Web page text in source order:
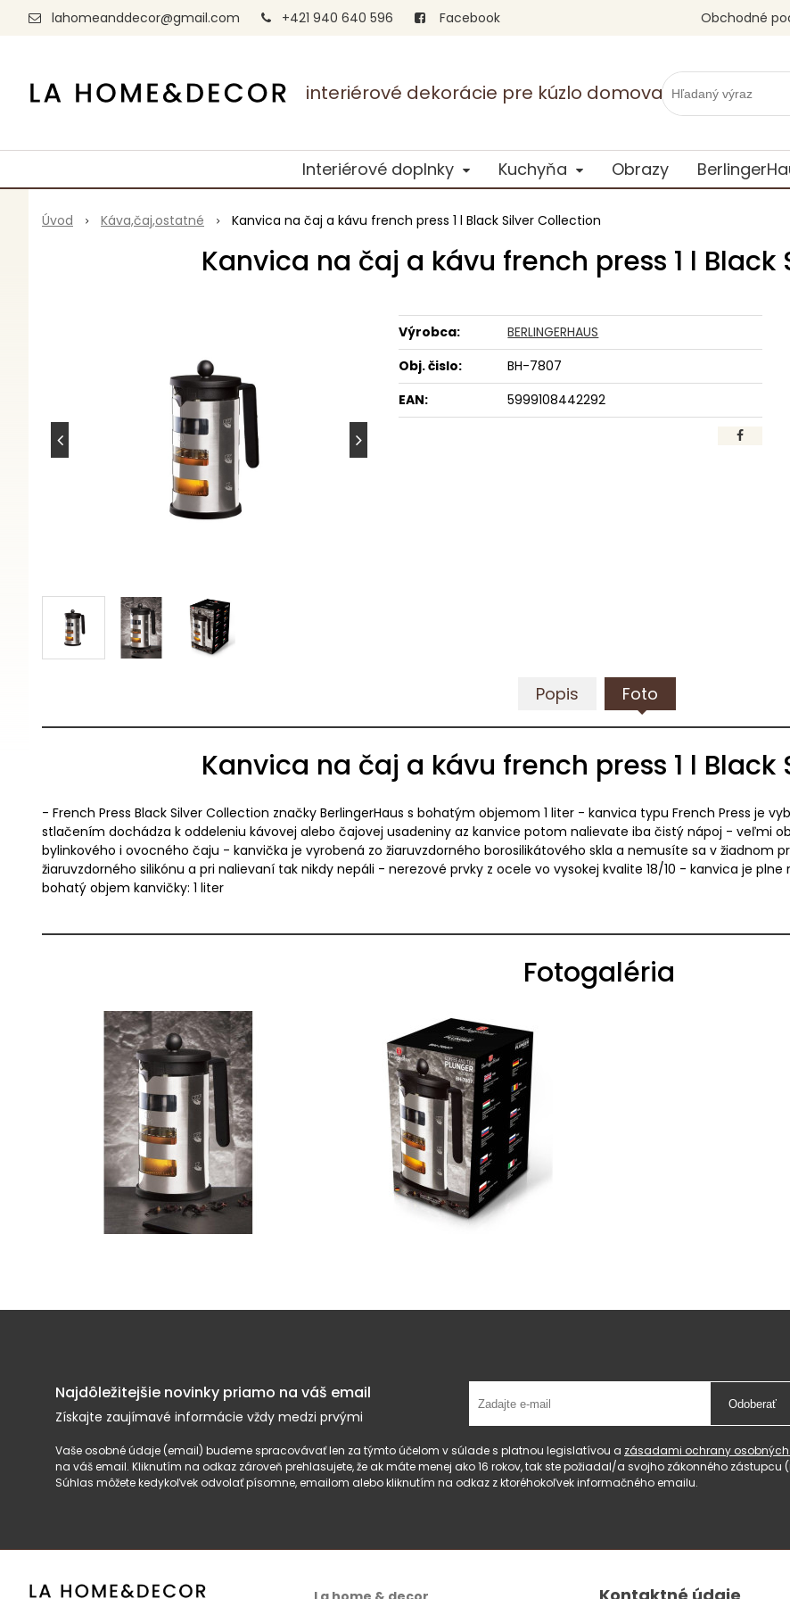
interiérové dekorácie pre kúzlo domova
lahomeanddecor@gmail.com +421 940 640 596 Facebook Obchodné
Interiérové doplnky Kuchyňa Obrazy
Úvod Káva,čaj,ostatné Kanvica na čaj a kávu french press 1 l Black Silver Collection
Kanvica na čaj a kávu french press 1 l Black
Výrobca:
BERLINGERHAUS
Obj. čislo:
BH-7807
EAN:
5999108442292
Popis Foto
Kanvica na čaj a kávu french press 1 l Black
- French Press Black Silver Collection značky BerlingerHaus s bohatým objemom 1 liter - kanvica typu French Press
stlačením dochádza k oddeleniu kávovej alebo čajovej usadeniny az kanvice potom nalievate iba čistý nápoj - veľmi
bylinkového i ovocného čaju - kanvička je vyrobená zo žiaruvzdorného borosilikátového skla a nemusíte sa v žiadnom
žiaruvzdorného silikónu a pri nalievaní tak nikdy nepáli - nerezové prvky z ocele vo vysokej kvalite 18/10 - kanvica je
bohatý objem kanvičky: 1 liter
Fotogaléria
Najdôležitejšie novinky priamo na váš email
Získajte zaujímavé informácie vždy medzi prvými
Odoberať
Vaše osobné údaje (email) budeme spracovávať len za týmto účelom v súlade s platnou legislatívou a zásadami ochrany
na váš email. Kliknutím na odkaz zároveň prehlasujete, že ak máte menej ako 16 rokov, tak ste požiadal/a svojho zákonného
Súhlas môžete kedykoľvek odvolať písomne, emailom alebo kliknutím na odkaz z ktoréhokoľvek informačného emailu.